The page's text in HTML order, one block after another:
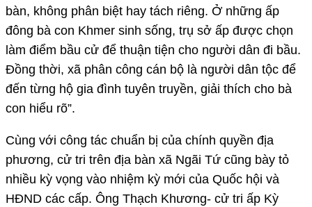
bàn, không phân biệt hay tách riêng. Ở những ấp
đông bà con Khmer sinh sống, trụ sở ấp được chọn
làm điểm bầu cử để thuận tiện cho người dân đi bầu.
Đồng thời, xã phân công cán bộ là người dân tộc để
đến từng hộ gia đình tuyên truyền, giải thích cho bà
con hiểu rõ”.
Cùng với công tác chuẩn bị của chính quyền địa
phương, cử tri trên địa bàn xã Ngãi Tứ cũng bày tỏ
nhiều kỳ vọng vào nhiệm kỳ mới của Quốc hội và
HĐND các cấp. Ông Thạch Khương- cử tri ấp Kỳ